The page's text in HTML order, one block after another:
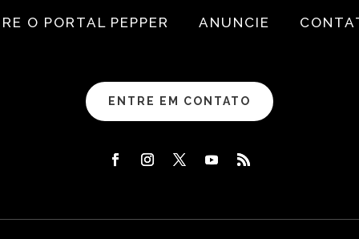
O PORTAL PEPPER ANUNCIE
ENTRE EM CONTATO